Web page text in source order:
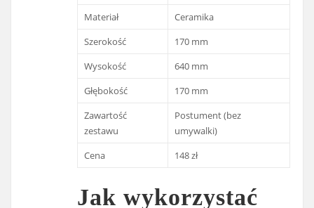
Materiał
Ceramika
Szerokość
170 mm
Wysokość
640 mm
Głębokość
170 mm
Zawartość
zestawu
Postument (bez
umywalki)
Cena
148 zł
Jak wykorzystać